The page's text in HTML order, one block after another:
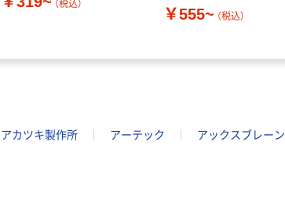
（税込）
￥555~ （税込）
アカツキ製作所 アーテック アックスブレーン